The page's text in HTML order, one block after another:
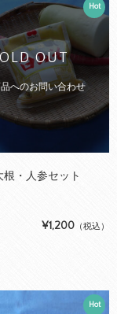
OUT
へのお問い合わせ
Hot
根・人参セット
¥1,200 （税込）
Hot